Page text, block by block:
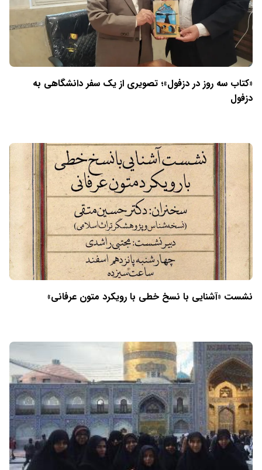
«کتاب سه روز در دزفول»؛ تصویری از یک سفر دانشگاهی به
دزفول
نشست «آشنایی با نسخ خطی با رویکرد متون عرفانی»